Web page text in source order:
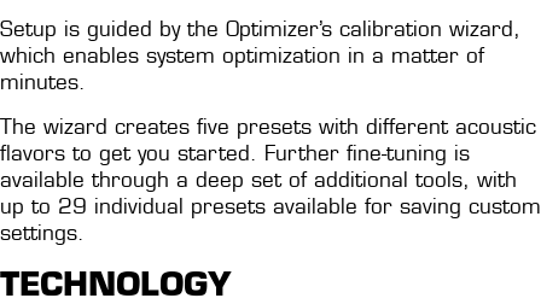
Setup is guided by the Optimizer’s calibration wizard,
which enables system optimization in a matter of
minutes.
The wizard creates five presets with different acoustic
flavors to get you started. Further fine-tuning is
available through a deep set of additional tools, with
up to 29 individual presets available for saving custom
settings.
TECHNOLOGY